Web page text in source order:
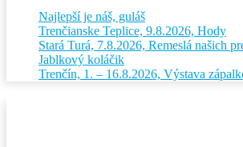
Najlepší je náš, guláš
Trenčianske Teplice, 9.8.2026, Hody
Stará Turá, 7.8.2026, Remeslá našich
Jablkový koláčik
Trenčín, 1. – 16.8.2026, Výstava